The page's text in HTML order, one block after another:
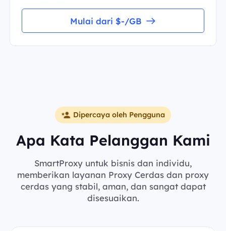
Mulai dari $-/GB
Dipercaya oleh Pengguna
Apa Kata Pelanggan Kami
SmartProxy untuk bisnis dan individu,
memberikan layanan Proxy Cerdas dan proxy
cerdas yang stabil, aman, dan sangat dapat
disesuaikan.